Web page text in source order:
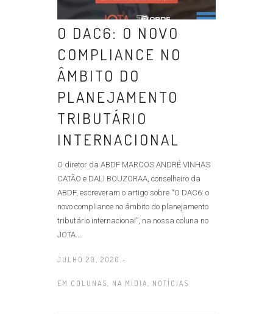
O DAC6: O NOVO
COMPLIANCE NO
ÂMBITO DO
PLANEJAMENTO
TRIBUTÁRIO
INTERNACIONAL
O diretor da ABDF MARCOS ANDRÉ VINHAS
CATÃO e DALI BOUZORAA, conselheiro da
ABDF, escreveram o artigo sobre “O DAC6: o
novo compliance no âmbito do planejamento
tributário internacional”, na nossa coluna no
JOTA....
JULHO 20, 2020 -
EM COLUNAS NA MÍDIA NOTÍCIAS